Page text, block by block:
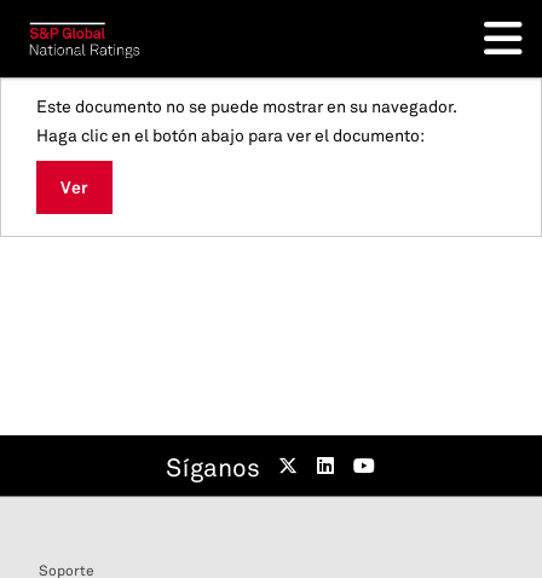
Este documento no se puede mostrar en su navegador.
Haga clic en el botón abajo para ver el documento:
Ver
Síganos
Soporte